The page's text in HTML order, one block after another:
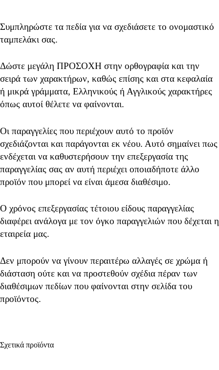
Συμπληρώστε τα πεδία για να σχεδιάσετε το ονομαστικό
ταμπελάκι σας.
Δώστε μεγάλη ΠΡΟΣΟΧΗ στην ορθογραφία και την
σειρά των χαρακτήρων, καθώς επίσης και στα κεφαλαία
ή μικρά γράμματα, Ελληνικούς ή Αγγλικούς χαρακτήρες
όπως αυτοί θέλετε να φαίνονται.
Οι παραγγελίες που περιέχουν αυτό το προϊόν
σχεδιάζονται και παράγονται εκ νέου. Αυτό σημαίνει πως
ενδέχεται να καθυστερήσουν την επεξεργασία της
παραγγελίας σας αν αυτή περιέχει οποιαδήποτε άλλο
προϊόν που μπορεί να είναι άμεσα διαθέσιμο.
Ο χρόνος επεξεργασίας τέτοιου είδους παραγγελίας
διαφέρει ανάλογα με τον όγκο παραγγελιών που δέχεται η
εταιρεία μας.
Δεν μπορούν να γίνουν περαιτέρω αλλαγές σε χρώμα ή
διάσταση ούτε και να προστεθούν σχέδια πέραν των
διαθέσιμων πεδίων που φαίνονται στην σελίδα του
προϊόντος.
Σχετικά προϊόντα